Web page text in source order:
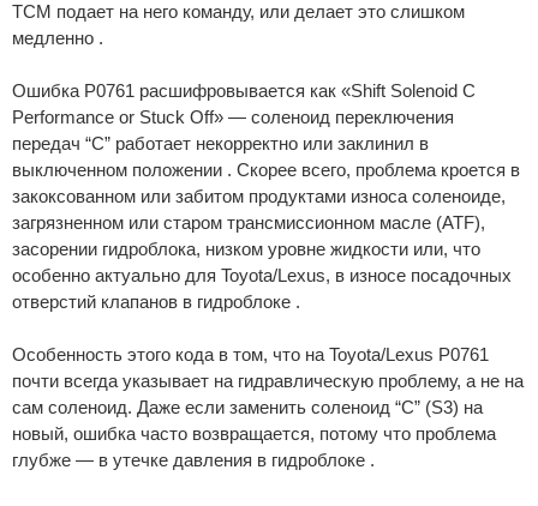
TCM подает на него команду, или делает это слишком
медленно .
Ошибка P0761 расшифровывается как «Shift Solenoid C
Performance or Stuck Off» — соленоид переключения
передач “C” работает некорректно или заклинил в
выключенном положении . Скорее всего, проблема кроется в
закоксованном или забитом продуктами износа соленоиде,
загрязненном или старом трансмиссионном масле (ATF),
засорении гидроблока, низком уровне жидкости или, что
особенно актуально для Toyota/Lexus, в износе посадочных
отверстий клапанов в гидроблоке .
Особенность этого кода в том, что на Toyota/Lexus P0761
почти всегда указывает на гидравлическую проблему, а не на
сам соленоид. Даже если заменить соленоид “C” (S3) на
новый, ошибка часто возвращается, потому что проблема
глубже — в утечке давления в гидроблоке .